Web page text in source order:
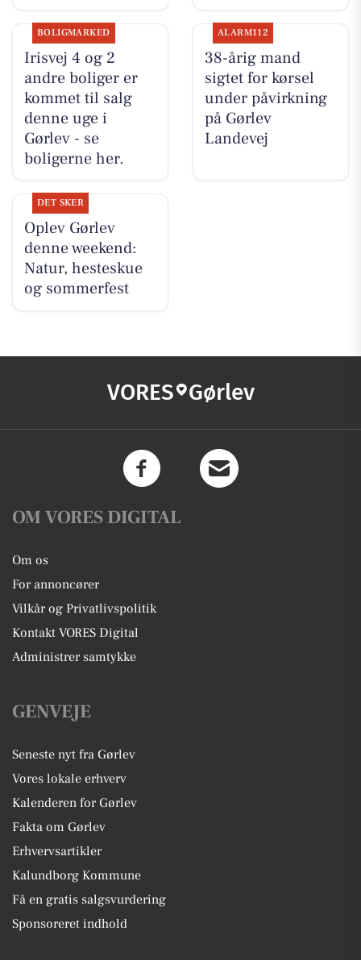
BOLIGMARKED
Irisvej 4 og 2
andre boliger er
kommet til salg
denne uge i
Gørlev - se
boligerne her.
ALARM112
38-årig mand
sigtet for kørsel
under påvirkning
på Gørlev
Landevej
DET SKER
Oplev Gørlev
denne weekend:
Natur, hesteskue
og sommerfest
VORES Gørlev
OM VORES DIGITAL
Om os
For annoncører
Vilkår og Privatlivspolitik
Kontakt VORES Digital
Administrer samtykke
GENVEJE
Seneste nyt fra Gørlev
Vores lokale erhverv
Kalenderen for Gørlev
Fakta om Gørlev
Erhvervsartikler
Kalundborg Kommune
Få en gratis salgsvurdering
Sponsoreret indhold